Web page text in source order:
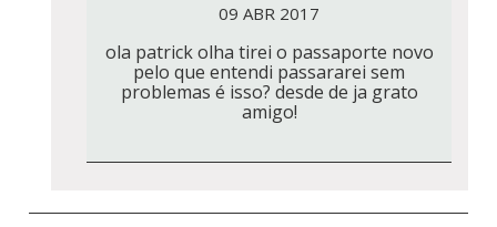
09 ABR 2017
ola patrick olha tirei o passaporte novo
pelo que entendi passararei sem
problemas é isso? desde de ja grato
amigo!